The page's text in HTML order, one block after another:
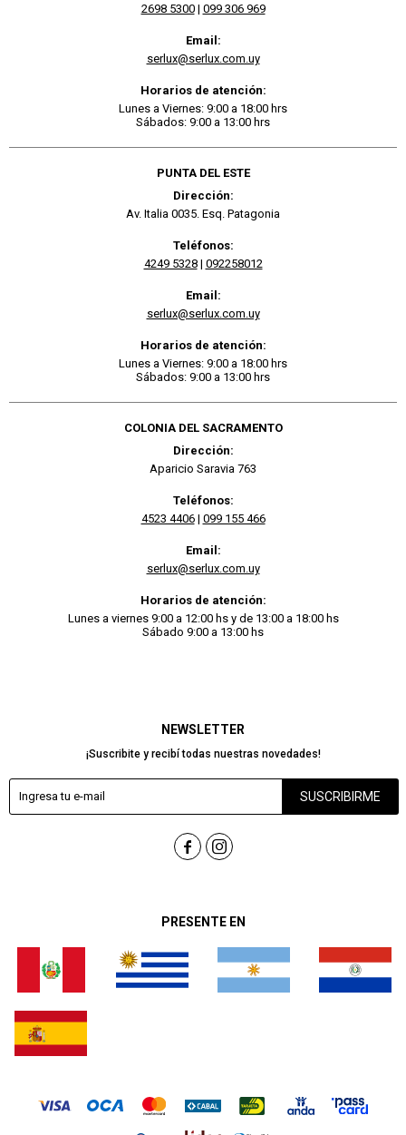
PRESENTE EN
NEWSLETTER
¡Suscribite y recibí todas nuestras novedades!
SUSCRIBIRME
 
2698 5300| 099 306 969
Email:
serlux@serlux.com.uy
Horarios de atención:
Lunes a Viernes: 9:00 a 18:00 hrs
Sábados: 9:00 a 13:00 hrs
PUNTA DEL ESTE
Dirección:
Av. Italia 0035. Esq. Patagonia
Teléfonos:
4249 5328| 092258012
Email:
serlux@serlux.com.uy
Horarios de atención:
Lunes a Viernes: 9:00 a 18:00 hrs
Sábados: 9:00 a 13:00 hrs
COLONIA DEL SACRAMENTO
Dirección:
Aparicio Saravia 763
Teléfonos:
4523 4406| 099 155 466
Email:
serlux@serlux.com.uy
Horarios de atención:
Lunes a viernes 9:00 a 12:00 hs y de 13:00 a 18:00 hs
Sábado 9:00 a 13:00 hs